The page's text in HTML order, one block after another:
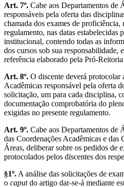
Art. 7º. Cabe aos Departamentos de
responsáveis pela oferta das
chamada dos exames de proficiência,
regulamento, nas datas estabelecidas
institucional, contendo todas as
dos cursos sob sua responsabilidade,
referência elaborado pela Pró-
Art. 8º. O discente deverá protocolar
Acadêmicas responsável pela oferta
solicitação, um para cada disciplina,
documentação comprobatória do
exigidas no presente regulamento.
Art. 9º. Cabe aos Departamentos de
das Coordenações Acadêmicas e das
Áreas, deliberar sobre os pedidos de
protocolados pelos discentes dos
§1º. A análise das solicitações de
o caputdo artigo dar-se-á mediante